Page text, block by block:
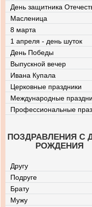
День защитника
Масленица
8 марта
1 апреля - день шуток
День Победы
Выпускной вечер
Ивана Купала
Церковные праздники
Международные
Профессиональные
ПОЗДРАВЛЕНИЯ С
РОЖДЕНИЯ
Другу
Подруге
Брату
Мужу